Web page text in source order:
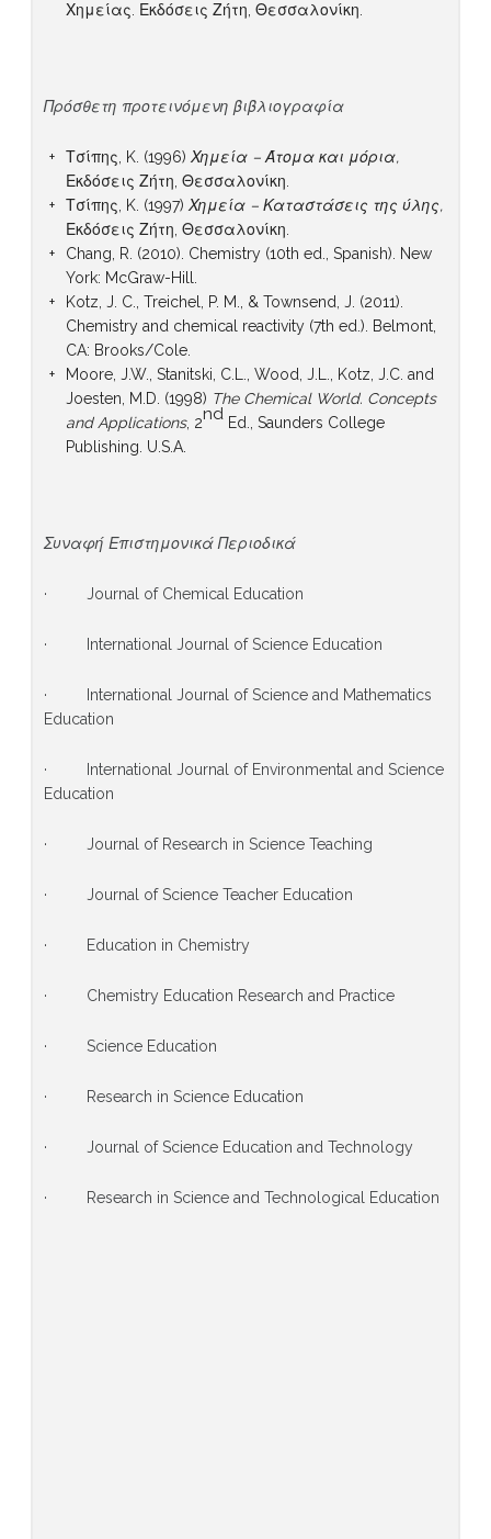
Χημείας. Εκδόσεις Ζήτη, Θεσσαλονίκη.
Πρόσθετη προτεινόμενη βιβλιογραφία
Τσίπης, K. (1996) Χημεία – Άτομα και μόρια,
Εκδόσεις Ζήτη, Θεσσαλονίκη.
Τσίπης, K. (1997) Χημεία – Καταστάσεις της ύλης,
Εκδόσεις Ζήτη, Θεσσαλονίκη.
Chang, R. (2010). Chemistry (10th ed., Spanish). New
York: McGraw-Hill.
Kotz, J. C., Treichel, P. M., & Townsend, J. (2011).
Chemistry and chemical reactivity (7th ed.). Belmont,
CA: Brooks/Cole.
Moore, J.W., Stanitski, C.L., Wood, J.L., Kotz, J.C. and
Joesten, M.D. (1998) The Chemical World. Concepts
and Applications, 2ndEd., Saunders College
Publishing. U.S.A.
Συναφή Επιστημονικά Περιοδικά
· Journal of Chemical Education
· International Journal of Science Education
· International Journal of Science and Mathematics
Education
· International Journal of Environmental and Science
Education
· Journal of Research in Science Teaching
· Journal of Science Teacher Education
· Education in Chemistry
· Chemistry Education Research and Practice
· Science Education
· Research in Science Education
· Journal of Science Education and Technology
· Research in Science and Technological Education